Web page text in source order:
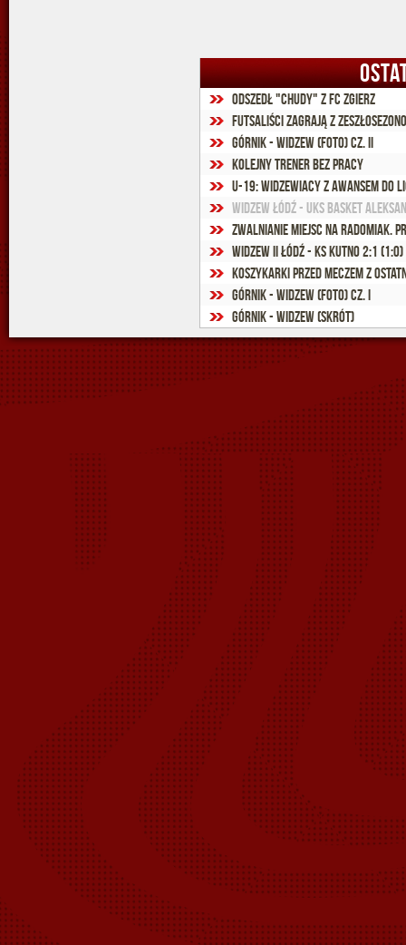
Odszedł "Chudy" z FC Zgierz
Futsaliści zagrają z
Górnik - Widzew (foto) cz. II
Kolejny trener bez pracy
U-19: Widzewiacy z awansem do
Widzew Łódź - UKS Basket
Zwalnianie miejsc na Radomiak.
Widzew II Łódź - KS Kutno 2:1 (1:0)
Koszykarki przed meczem z
Górnik - Widzew (foto) cz. I
Górnik - Widzew (skrót)